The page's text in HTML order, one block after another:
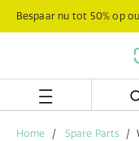
Bespaar nu tot 50% op
Home Spare Parts